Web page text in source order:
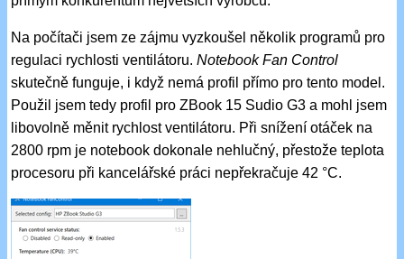
Na počítači jsem ze zájmu vyzkoušel několik programů pro
regulaci rychlosti ventilátoru.Notebook Fan Control
skutečně funguje, i když nemá profil přímo pro tento model.
Použil jsem tedy profil pro ZBook 15 Sudio G3 a mohl jsem
libovolně měnit rychlost ventilátoru. Při snížení otáček na
2800 rpm je notebook dokonale nehlučný, přestože teplota
procesoru při kancelářské práci nepřekračuje 42 °C.